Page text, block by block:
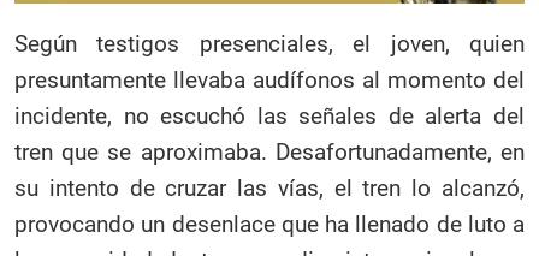
Según testigos presenciales, el joven, quien
presuntamente llevaba audífonos al momento del
incidente, no escuchó las señales de alerta del
tren que se aproximaba. Desafortunadamente, en
su intento de cruzar las vías, el tren lo alcanzó,
provocando un desenlace que ha llenado de luto a